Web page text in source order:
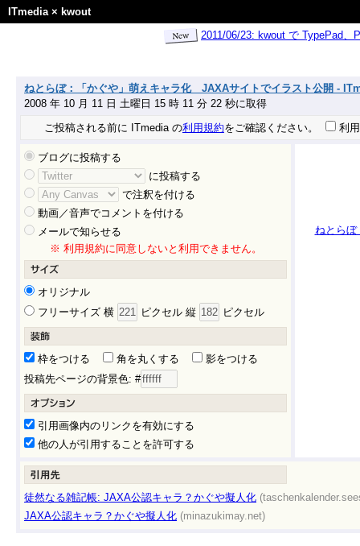
ITmedia× kwout
2011/06/23: kwout で TypePad
ねとらぼ：「かぐや」萌えキャラ化 JAXAサイトでイラスト公開 -
2008 年 10 月 11 日 土曜日 15 時 11 分 22 秒に取得
ご投稿される前に ITmedia の利用規約をご確認ください。 利
ブログに投稿する
に投稿する
で注釈を付ける
動画／音声でコメントを付ける
メールで知らせる
※ 利用規約に同意しないと利用できません。
オリジナル
フリーサイズ 横
ピクセル 縦 ピクセル
枠をつける 角を丸くする
影をつける
投稿先ページの背景色: #
引用画像内のリンクを有効にする
他の人が引用することを許可する
ねとら
徒然なる雑記帳: JAXA公認キャラ？かぐや擬人化
JAXA公認キャラ？かぐや擬人化 (minazukimay.net)